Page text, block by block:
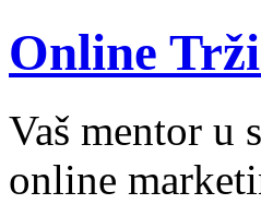
Online
Vaš mentor u
online